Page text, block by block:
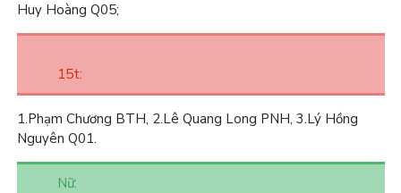
Huy Hoàng Q05;
15t:
1.Phạm Chương BTH, 2.Lê Quang Long PNH, 3.Lý Hồng
Nguyên Q01.
Nữ: